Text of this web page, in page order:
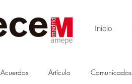
Inicio
Acuerdos Artículo Comunicados